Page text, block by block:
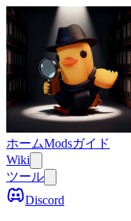
ホームModsガイド
Wiki
ツール
Discord